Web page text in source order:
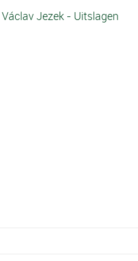
Václav Jezek - Uitslagen